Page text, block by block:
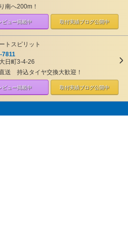
南へ200m！
ビュー掲載中 取付実績ブログ公開中
トスピリット
7811
日町3-4-26
送 持込タイヤ交換大歓迎！
ビュー掲載中 取付実績ブログ公開中